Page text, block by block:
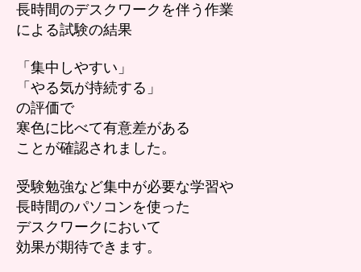
長時間のデスクワークを伴う作業
による試験の結果
「集中しやすい」
「やる気が持続する」
の評価で
寒色に比べて有意差がある
ことが確認されました。
受験勉強など集中が必要な学習や
長時間のパソコンを使った
デスクワークにおいて
効果が期待できます。